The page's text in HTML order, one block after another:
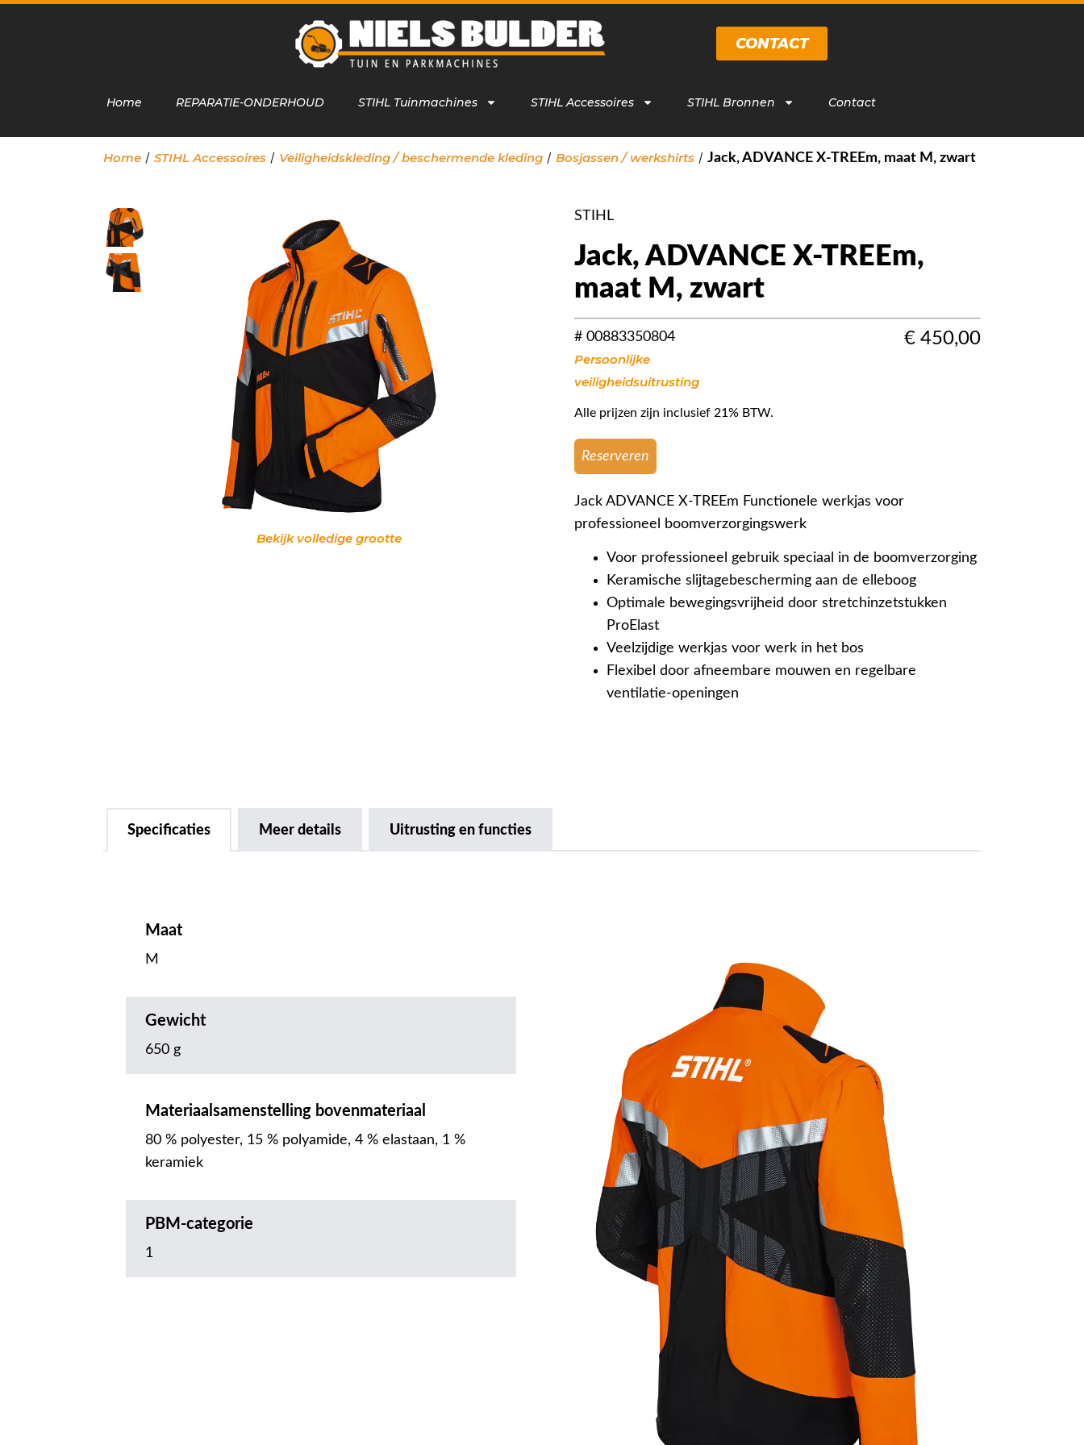
CONTACT
Home REPARATIE-ONDERHOUD STIHL Tuinmachines STIHL Accessoires STIHL Bronnen Contact
Home / STIHL Accessoires / Veiligheidskleding / beschermende kleding / Bosjassen / werkshirts / Jack, ADVANCE X-TREEm, maat M, zwart
Bekijk volledige grootte
STIHL
Jack, ADVANCE X-TREEm,
maat M, zwart
# 00883350804
Persoonlijke
veiligheidsuitrusting
€ 450,00
Alle prijzen zijn inclusief 21% BTW.
Reserveren
Jack ADVANCE X-TREEm Functionele werkjas voor
professioneel boomverzorgingswerk
Voor professioneel gebruik speciaal in de boomverzorging
Keramische slijtagebescherming aan de elleboog
Optimale bewegingsvrijheid door stretchinzetstukken
ProElast
Veelzijdige werkjas voor werk in het bos
Flexibel door afneembare mouwen en regelbare
ventilatie-openingen
Specificaties Meer details Uitrusting en functies
Maat
M
Gewicht
650 g
Materiaalsamenstelling bovenmateriaal
80 % polyester, 15 % polyamide, 4 % elastaan, 1 %
keramiek
PBM-categorie
1